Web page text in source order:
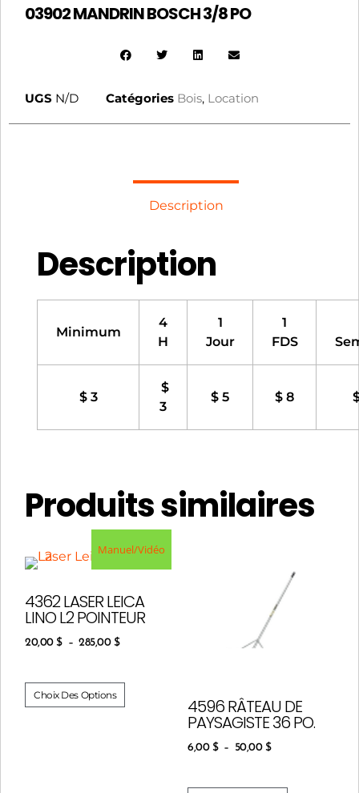
03902 MANDRIN BOSCH 3/8 PO
UGS N/D Catégories Bois, Location
Description
Description
Minimum
4
H
1
Jour
1
FDS
$ 3
$
3
$ 5 $ 8
Produits similaires
Manuel/Vidéo
4362 LASER LEICA
LINO L2 POINTEUR
20,00$ – 285,00 $
Choix Des Options
4596 RÂTEAU DE
PAYSAGISTE 36 PO.
6,00 $ – 50,00 $